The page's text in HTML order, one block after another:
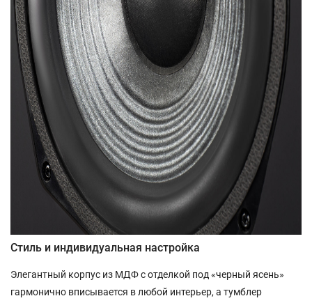
Стиль и индивидуальная настройка
Элегантный корпус из МДФ с отделкой под «черный ясень»
гармонично вписывается в любой интерьер, а тумблер